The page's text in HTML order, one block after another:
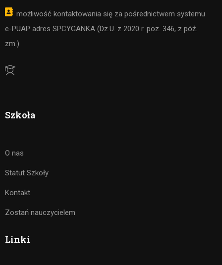
możliwość kontaktowania się za pośrednictwem systemu
e-PUAP adres SPCYGANKA (Dz.U. z 2020 r. poz. 346, z póź.
zm.)
Szkoła
O nas
Statut Szkoły
Kontakt
Zostań nauczycielem
Linki